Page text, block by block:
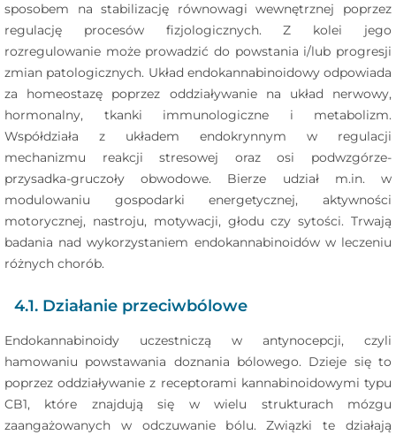
sposobem na stabilizację równowagi wewnętrznej poprzez
regulację procesów fizjologicznych. Z kolei jego
rozregulowanie może prowadzić do powstania i/lub progresji
zmian patologicznych. Układ endokannabinoidowy odpowiada
za homeostazę poprzez oddziaływanie na układ nerwowy,
hormonalny, tkanki immunologiczne i metabolizm.
Współdziała z układem endokrynnym w regulacji
mechanizmu reakcji stresowej oraz osi podwzgórze-
przysadka-gruczoły obwodowe. Bierze udział m.in. w
modulowaniu gospodarki energetycznej, aktywności
motorycznej, nastroju, motywacji, głodu czy sytości. Trwają
badania nad wykorzystaniem endokannabinoidów w leczeniu
różnych chorób.
4.1. Działanie przeciwbólowe
Endokannabinoidy uczestniczą w antynocepcji, czyli
hamowaniu powstawania doznania bólowego. Dzieje się to
poprzez oddziaływanie z receptorami kannabinoidowymi typu
CB1, które znajdują się w wielu strukturach mózgu
zaangażowanych w odczuwanie bólu. Związki te działają